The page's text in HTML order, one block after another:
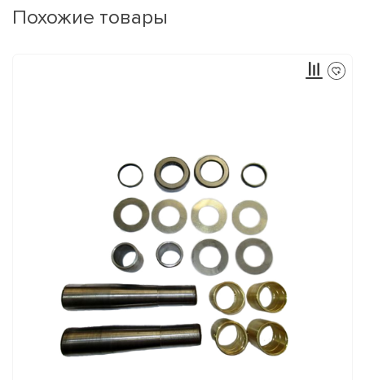
Похожие товары